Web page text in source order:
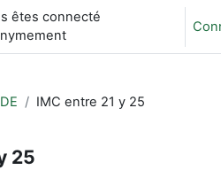
de recherche
êtes connecté
IMC entre 21 y 25
25